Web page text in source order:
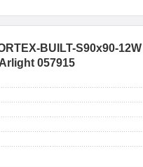
BUILT-S90x90-
057915